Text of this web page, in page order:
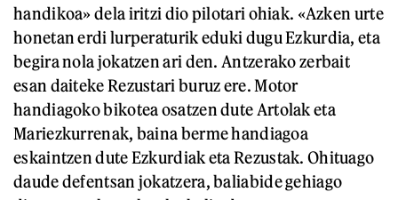
handikoa» dela iritzi dio pilotari ohiak. «Azken urte
honetan erdi lurperaturik eduki dugu Ezkurdia, eta
begira nola jokatzen ari den. Antzerako zerbait
esan daiteke Rezustari buruz ere. Motor
handiagoko bikotea osatzen dute Artolak eta
Mariezkurrenak, baina berme handiagoa
eskaintzen dute Ezkurdiak eta Rezustak. Ohituago
daude defentsan jokatzera, baliabide gehiago